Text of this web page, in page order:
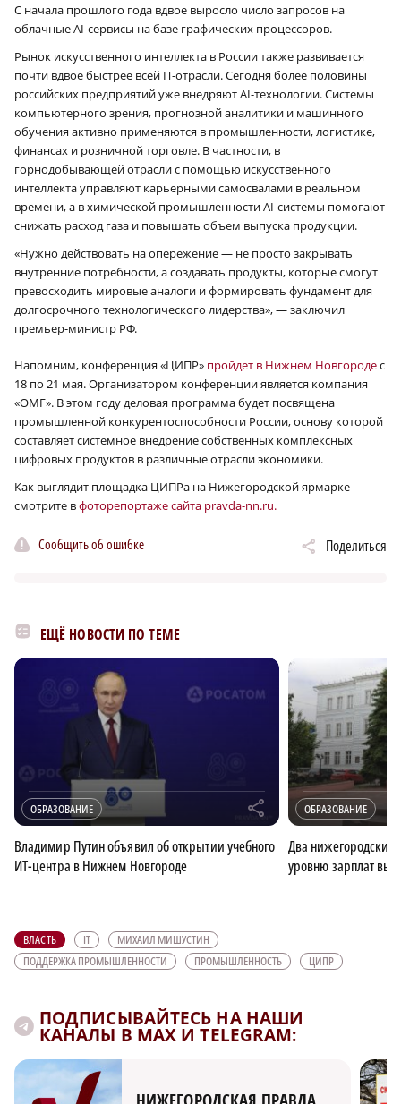
С начала прошлого года вдвое выросло число запросов на
облачные AI-сервисы на базе графических процессоров.
Рынок искусственного интеллекта в России также развивается
почти вдвое быстрее всей IT-отрасли. Сегодня более половины
российских предприятий уже внедряют AI-технологии. Системы
компьютерного зрения, прогнозной аналитики и машинного
обучения активно применяются в промышленности, логистике,
финансах и розничной торговле. В частности, в
горнодобывающей отрасли с помощью искусственного
интеллекта управляют карьерными самосвалами в реальном
времени, а в химической промышленности AI-системы помогают
снижать расход газа и повышать объем выпуска продукции.
«Нужно действовать на опережение — не просто закрывать
внутренние потребности, а создавать продукты, которые смогут
превосходить мировые аналоги и формировать фундамент для
долгосрочного технологического лидерства», — заключил
премьер-министр РФ.
Напомним, конференция «ЦИПР» пройдет в Нижнем Новгородес
18 по 21 мая. Организатором конференции является компания
«ОМГ». В этом году деловая программа будет посвящена
промышленной конкурентоспособности России, основу которой
составляет системное внедрение собственных комплексных
цифровых продуктов в различные отрасли экономики.
Как выглядит площадка ЦИПРа на Нижегородской ярмарке —
смотрите вфоторепортаже сайта pravda-nn.ru.
Сообщить об ошибке Поделиться
ЕЩЁ НОВОСТИ ПО ТЕМЕ
ОБРАЗОВАНИЕ r
Владимир Путин объявил об открытии учебного
ИТ-центра в Нижнем Новгороде
ОБРАЗОВАНИЕ
Два нижегородских
уровню зарплат
ВЛАСТЬ IT
МИХАИЛ МИШУСТИН
ПОДДЕРЖКА ПРОМЫШЛЕННОСТИ
ПРОМЫШЛЕННОСТЬ ЦИПР
ПОДПИСЫВАЙТЕСЬ НА НАШИ
КАНАЛЫ В MAX И TELEGRAM: